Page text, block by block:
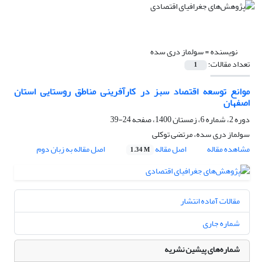
نویسنده =سولماز دری سده
تعداد مقالات: 1
موانع توسعه اقتصاد سبز در کارآفرینی مناطق روستایی استان
اصفهان
دوره 2، شماره 6، زمستان 1400، صفحه
24-39
سولماز دری سده، مرتضی توکلی
مشاهده مقاله
اصل مقاله 1.34 M اصل مقاله به زبان دوم
مقالات آماده انتشار
شماره جاری
شماره‌های پیشین نشریه